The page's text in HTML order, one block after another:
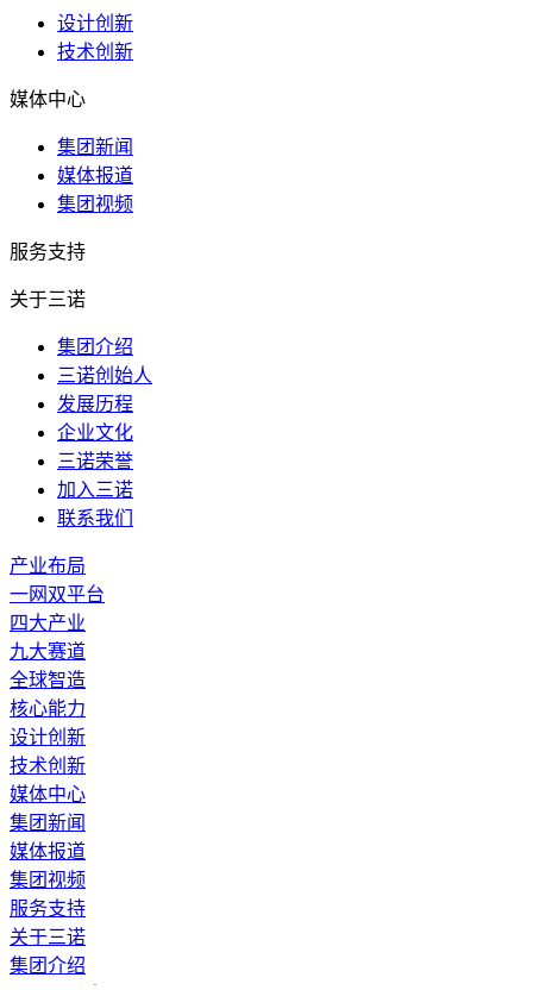
设计创新
技术创新
媒体中心
集团新闻
媒体报道
集团视频
服务支持
关于三诺
集团介绍
三诺创始人
发展历程
企业文化
三诺荣誉
加入三诺
联系我们
产业布局
一网双平台
四大产业
九大赛道
全球智造
核心能力
设计创新
技术创新
媒体中心
集团新闻
媒体报道
集团视频
服务支持
关于三诺
集团介绍